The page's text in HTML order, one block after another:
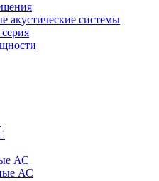
акустические системы
АС
АС